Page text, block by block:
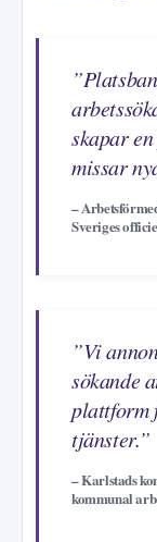
skapar
missar
–
Sveriges
”Vi
sökande
plattform
tjänster.”
– Karlstads
kommunal